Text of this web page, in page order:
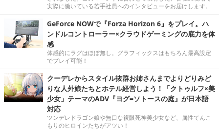
実際に働いている若手社員へのインタビューをお届けします。
GeForce NOWで『Forza Horizon 6』をプレイ。ハ
ンドルコントローラー×クラウドゲーミングの底力を体
感
体感的にラグはほぼ無し。グラフィックスはもちろん最高設定
でプレイ可能！
クーデレからスタイル抜群お姉さんまでよりどりみど
りな人外娘たちとホテル経営しよう！「クトゥルフ×美
少女」テーマのADV『ヨグ=ソトースの庭』が日本語
対応
ツンデレドラゴン娘や無口な複眼死神美少女など、属性てんこ
もりのヒロインたちがアツい！